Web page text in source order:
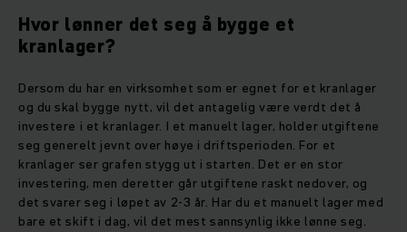
Hvor lønner det seg å bygge et
kranlager?
Dersom du har en virksomhet som er egnet for et kranlager
og du skal bygge nytt, vil det antagelig være verdt det å
investere i et kranlager. I et manuelt lager, holder utgiftene
seg generelt jevnt over høye i driftsperioden. For et
kranlager ser grafen stygg ut i starten. Det er en stor
investering, men deretter går utgiftene raskt nedover, og
det svarer seg i løpet av 2-3 år. Har du et manuelt lager med
bare et skift i dag, vil det mest sannsynlig ikke lønne seg.